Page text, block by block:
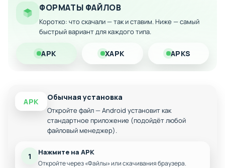
работы на строительной площадке прямо на вашем
устройстве.
Особенности мода:
Все уровни и техника разблокирована с самого
Полный функционал игры доступен сразу
Возможность попробовать все машины и
задания
ФОРМАТЫ ФАЙЛОВ
Коротко: что скачали — так и ставим. Ниже — самый
быстрый вариант для каждого типа.
APK XAPK APKS
APK Обычная установка
Откройте файл — Android установит как
стандартное приложение (подойдёт любой
файловый менеджер).
1 Нажмите на APK
Откройте через «Файлы» или скачивания браузера.